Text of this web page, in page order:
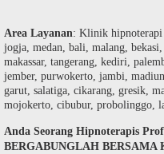
Area Layanan: Klinik hipnoterapi
jogja, medan, bali, malang,
makassar, tangerang, kediri,
jember, purwokerto, jambi,
garut, salatiga, cikarang, gresik,
mojokerto, cibubur, probolinggo,
Anda Seorang Hipnoterapis
BERGABUNGLAH BERSAMA